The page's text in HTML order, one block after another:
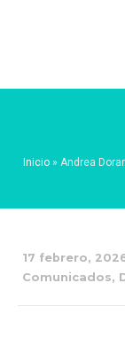
Inicio» Andrea
17 febrero,
Comunicados,